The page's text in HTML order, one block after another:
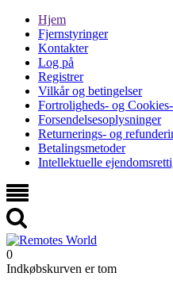
Hjem
Fjernstyringer
Kontakter
Log på
Registrer
Vilkår og betingelser
Fortroligheds- og
Forsendelsesoplysninger
Returnerings- og
Betalingsmetoder
Intellektuelle
0
Indkøbskurven er tom